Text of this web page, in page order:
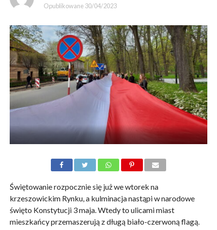
Opublikowane 30/04/2023
Świętowanie rozpocznie się już we wtorek na
krzeszowickim Rynku, a kulminacja nastąpi w narodowe
święto Konstytucji 3 maja. Wtedy to ulicami miast
mieszkańcy przemaszerują z długą biało-czerwoną flagą.